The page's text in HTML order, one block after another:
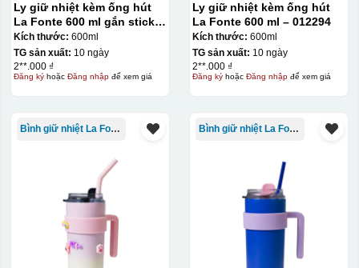
Ly giữ nhiệt kèm ống hút
La Fonte 600 ml gắn sticker
– 012294
Kích thước: 600ml
TG sản xuất: 10 ngày
2**.000 ₫
Đăng kýhoặc Đăng nhậpđể xem giá
Ly giữ nhiệt kèm ống hút
La Fonte 600 ml – 012294
Kích thước: 600ml
TG sản xuất: 10 ngày
2**.000 ₫
Đăng kýhoặc Đăng nhậpđể xem giá
Bình giữ nhiệt La Fonte Bình giữ nhiệt La Fonte